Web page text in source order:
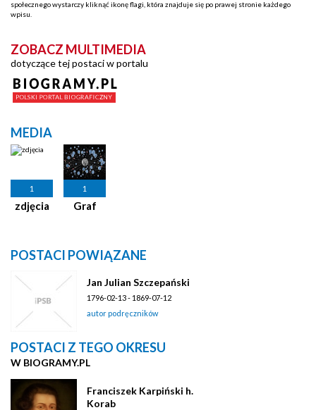
społecznego wystarczy kliknąć ikonę flagi, która znajduje się po prawej stronie każdego
wpisu.
ZOBACZ MULTIMEDIA
dotyczące tej postaci w portalu
MEDIA
1
zdjęcia
1
Graf
POSTACI POWIĄZANE
Jan Julian Szczepański
1796-02-13 - 1869-07-12
autor podręczników
POSTACI Z TEGO OKRESU
W BIOGRAMY.PL
Franciszek Karpiński h.
Korab